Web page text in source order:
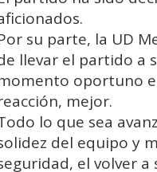
su parte, la UD
llevar el partido a
oportuno
mejor.
lo que sea
del equipo y
el volver